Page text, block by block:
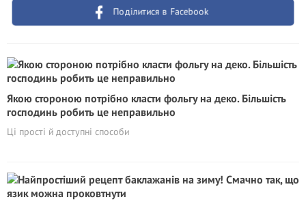
Поділитися в Facebook
Якою стороною потрібно класти фольгу на деко. Більшість
господинь робить це неправильно
Ці прості й доступні способи